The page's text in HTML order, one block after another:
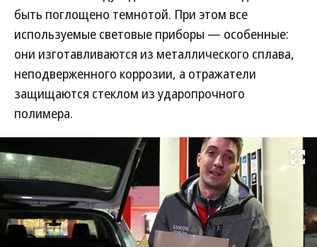
быть поглощено темнотой. При этом все
используемые световые приборы — особенные:
они изготавливаются из металлического cплaвa,
неподверженного коррозии, а отражатели
защищаются стеклом из ударопрочного
полимера.
Развернуть